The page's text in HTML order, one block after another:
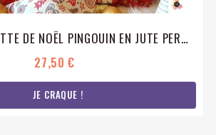
SAC CADEAU HOTTE DE NOËL PINGOUIN EN JUTE PERSONNALISABLE
27,50 €
JE CRAQUE !